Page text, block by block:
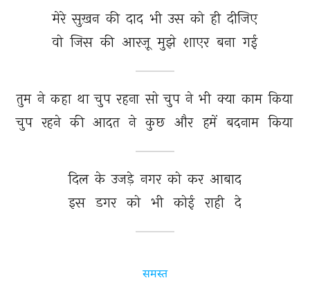
मेरे सुख़न की दाद भी उस को ही दीजिए
वो जिस की आरज़ू मुझे शाएर बना गई
तुम ने कहा था चुप रहना सो चुप ने भी क्या काम किया
चुप रहने की आदत ने कुछ और हमें बदनाम किया
दिल के उजड़े नगर को कर आबाद
इस डगर को भी कोई राही दे
समस्त